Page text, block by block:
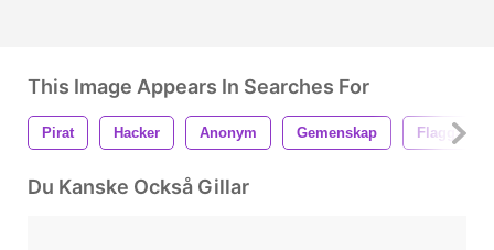
This Image Appears In Searches For
Pirat Hacker Anonym Gemenskap Flagga
Du Kanske Också Gillar